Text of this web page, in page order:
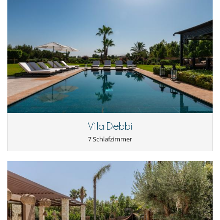
Für Ihren Komfort und Ihr Wohlbefinden
Fernsehraum
Kamin
Klimaanlage im ganzen Haus
Lesezimmer
Privatparkplatz
Reverse cycle air conditioner
Kinder
Hochstuhl
Kinder willkommen
Kinderbett
Küche und Ausstattung
Doppelkühlschrank
Villa Debbi
7 Schlafzimmer